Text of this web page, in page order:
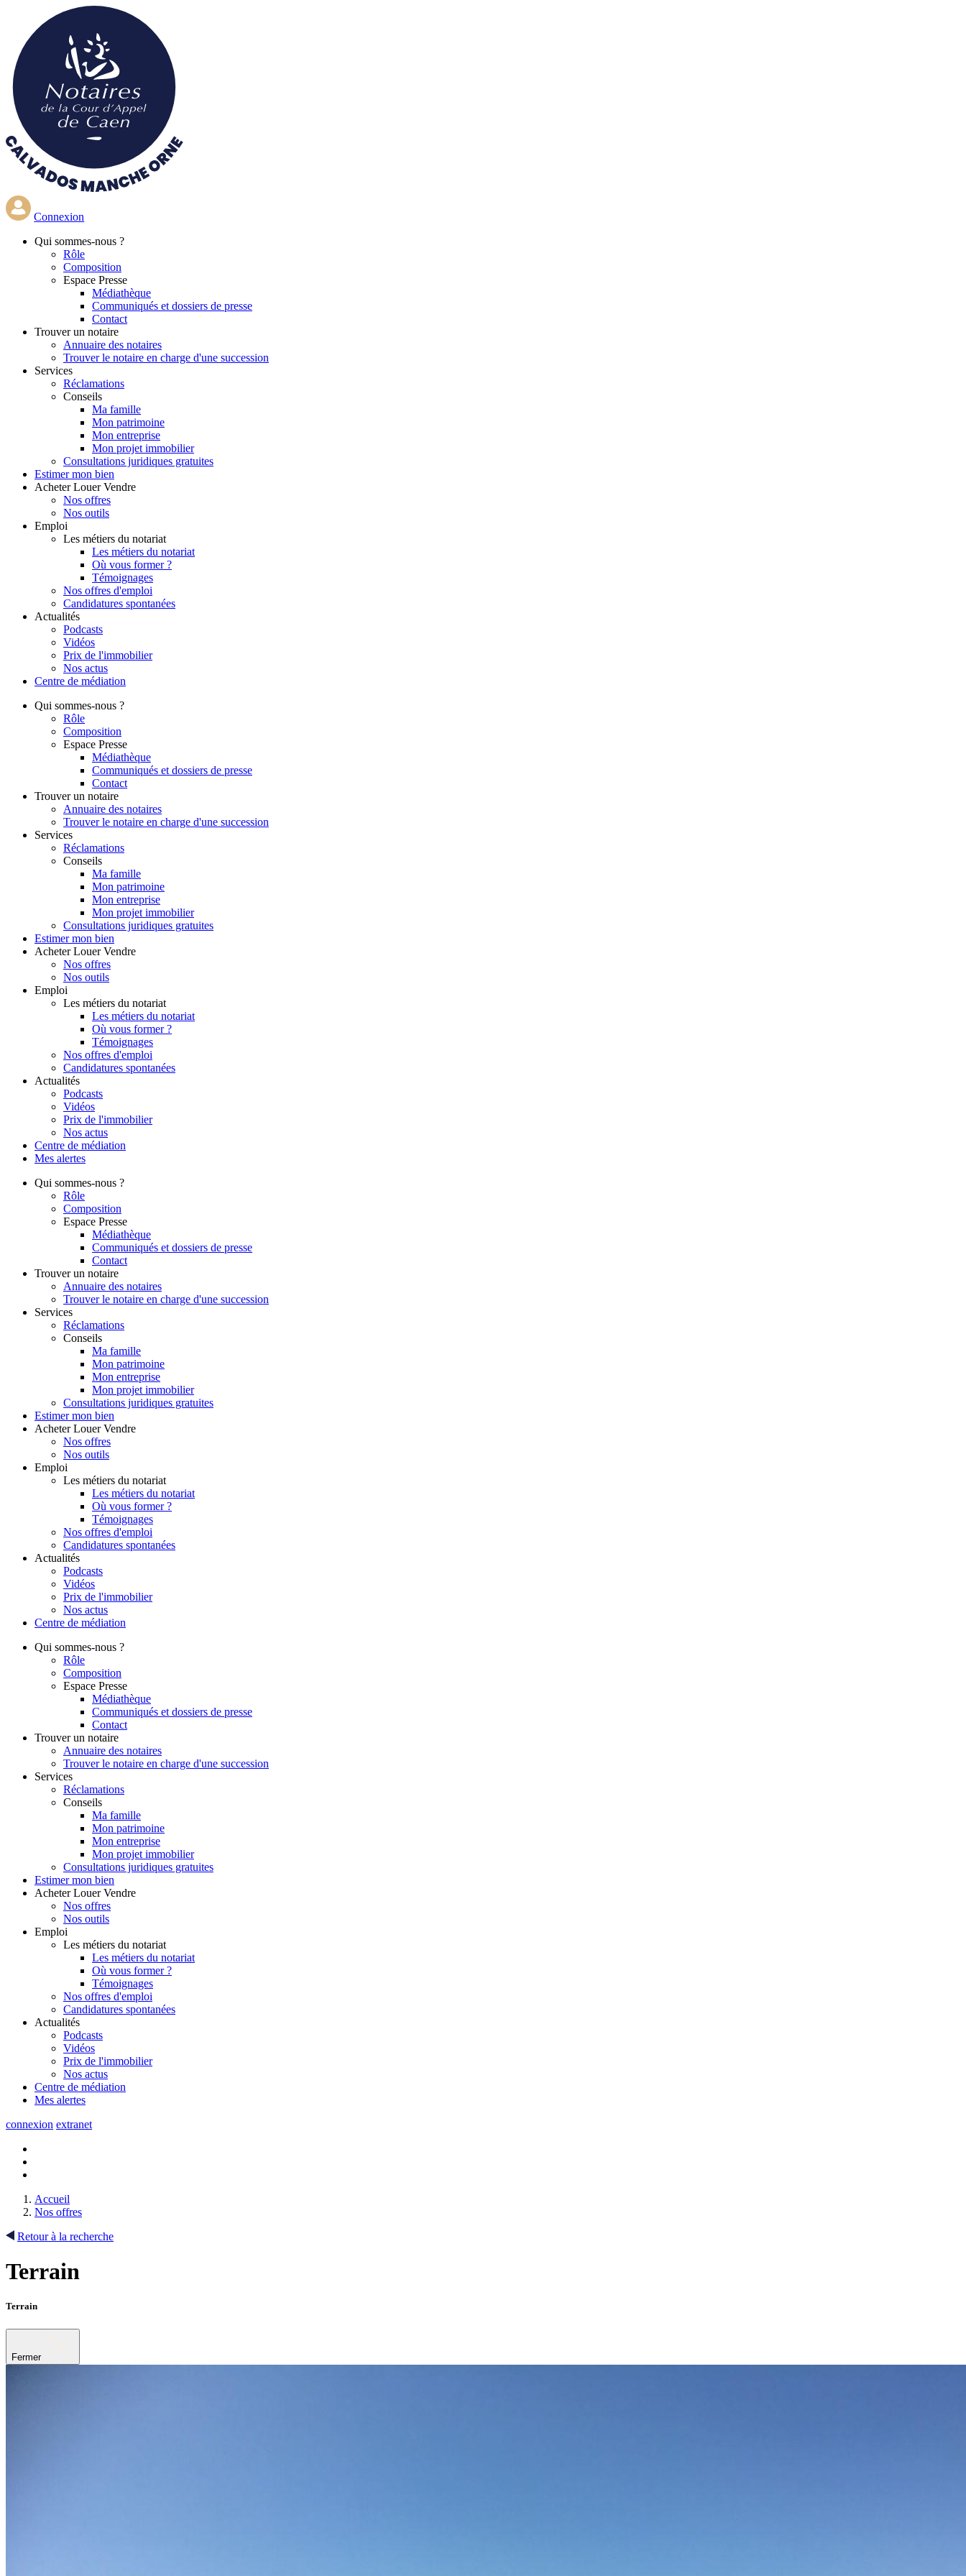
contenu
principal
Connexion
Qui sommes-nous ?
Rôle
Composition
Espace Presse
Médiathèque
Communiqués et dossiers de presse
Contact
Trouver un notaire
Annuaire des notaires
Trouver le notaire en charge d'une succession
Services
Réclamations
Conseils
Ma famille
Mon patrimoine
Mon entreprise
Mon projet immobilier
Consultations juridiques gratuites
Estimer mon bien
Acheter Louer Vendre
Nos offres
Nos outils
Emploi
Les métiers du notariat
Les métiers du notariat
Où vous former ?
Témoignages
Nos offres d'emploi
Candidatures spontanées
Actualités
Podcasts
Vidéos
Prix de l'immobilier
Nos actus
Centre de médiation
Qui sommes-nous ?
Rôle
Composition
Espace Presse
Médiathèque
Communiqués et dossiers de presse
Contact
Trouver un notaire
Annuaire des notaires
Trouver le notaire en charge d'une succession
Services
Réclamations
Conseils
Ma famille
Mon patrimoine
Mon entreprise
Mon projet immobilier
Consultations juridiques gratuites
Estimer mon bien
Acheter Louer Vendre
Nos offres
Nos outils
Emploi
Les métiers du notariat
Les métiers du notariat
Où vous former ?
Témoignages
Nos offres d'emploi
Candidatures spontanées
Actualités
Podcasts
Vidéos
Prix de l'immobilier
Nos actus
Centre de médiation
Mes alertes
Qui sommes-nous ?
Rôle
Composition
Espace Presse
Médiathèque
Communiqués et dossiers de presse
Contact
Trouver un notaire
Annuaire des notaires
Trouver le notaire en charge d'une succession
Services
Réclamations
Conseils
Ma famille
Mon patrimoine
Mon entreprise
Mon projet immobilier
Consultations juridiques gratuites
Estimer mon bien
Acheter Louer Vendre
Nos offres
Nos outils
Emploi
Les métiers du notariat
Les métiers du notariat
Où vous former ?
Témoignages
Nos offres d'emploi
Candidatures spontanées
Actualités
Podcasts
Vidéos
Prix de l'immobilier
Nos actus
Centre de médiation
Qui sommes-nous ?
Rôle
Composition
Espace Presse
Médiathèque
Communiqués et dossiers de presse
Contact
Trouver un notaire
Annuaire des notaires
Trouver le notaire en charge d'une succession
Services
Réclamations
Conseils
Ma famille
Mon patrimoine
Mon entreprise
Mon projet immobilier
Consultations juridiques gratuites
Estimer mon bien
Acheter Louer Vendre
Nos offres
Nos outils
Emploi
Les métiers du notariat
Les métiers du notariat
Où vous former ?
Témoignages
Nos offres d'emploi
Candidatures spontanées
Actualités
Podcasts
Vidéos
Prix de l'immobilier
Nos actus
Centre de médiation
Mes alertes
connexion extranet
Accueil
Nos offres
Retour à la recherche
Terrain
Terrain
Fermer